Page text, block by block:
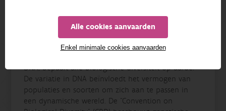
Alle cookies aanvaarden
Enkel minimale cookies aanvaarden
PROFIEL
ADRES
DNA, bepaalt alle biologische diversiteit op aarde.
De variatie in DNA beïnvloedt het vermogen van
populaties en soorten om zich aan te passen in
een dynamische wereld. De “Convention on